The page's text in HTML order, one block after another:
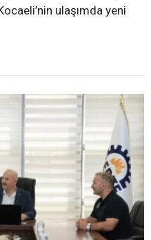
ulaşımda yeni